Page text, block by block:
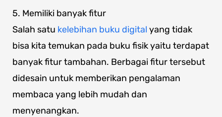
5. Memiliki banyak fitur
Salah satu kelebihan buku digital yang tidak
bisa kita temukan pada buku fisik yaitu terdapat
banyak fitur tambahan. Berbagai fitur tersebut
didesain untuk memberikan pengalaman
membaca yang lebih mudah dan
menyenangkan.